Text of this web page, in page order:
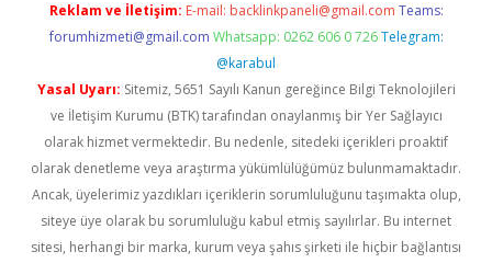
Reklam ve İletişim: E-mail: backlinkpaneli@gmail.com Teams:
forumhizmeti@gmail.com Whatsapp: 0262 606 0 726 Telegram:
@karabul
Yasal Uyarı: Sitemiz, 5651 Sayılı Kanun gereğince Bilgi Teknolojileri
ve İletişim Kurumu (BTK) tarafından onaylanmış bir Yer Sağlayıcı
olarak hizmet vermektedir. Bu nedenle, sitedeki içerikleri proaktif
olarak denetleme veya araştırma yükümlülüğümüz bulunmamaktadır.
Ancak, üyelerimiz yazdıkları içeriklerin sorumluluğunu taşımakta olup,
siteye üye olarak bu sorumluluğu kabul etmiş sayılırlar. Bu internet
sitesi, herhangi bir marka, kurum veya şahıs şirketi ile hiçbir bağlantısı